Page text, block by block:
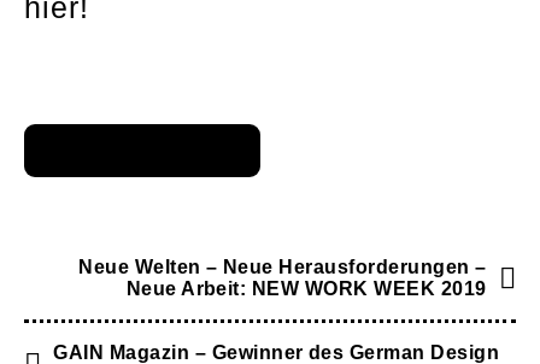
hier!
Neue Welten – Neue Herausforderungen –
Neue Arbeit: NEW WORK WEEK 2019
GAIN Magazin – Gewinner des German Design